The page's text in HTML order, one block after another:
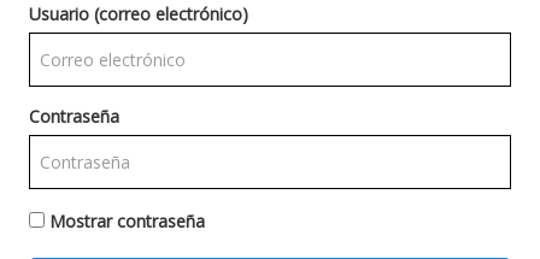
Usuario (correo electrónico)
Contraseña
Mostrar contraseña